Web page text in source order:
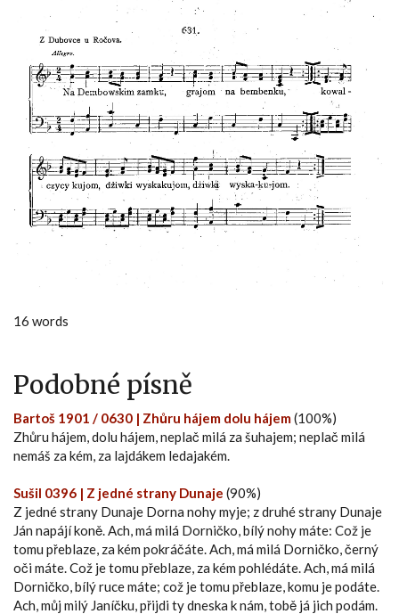
16 words
Podobné písně
Bartoš 1901 / 0630 | Zhůru hájem dolu hájem(100%)
Zhůru hájem, dolu hájem, neplač milá za šuhajem; neplač milá
nemáš za kém, za lajdákem ledajakém.
Sušil 0396 | Z jedné strany Dunaje (90%)
Z jedné strany Dunaje Dorna nohy myje; z druhé strany Dunaje
Ján napájí koně. Ach, má milá Dorničko, bílý nohy máte: Což je
tomu přeblaze, za kém pokráčáte. Ach, má milá Dorničko, černý
oči máte. Což je tomu přeblaze, za kém pohlédáte. Ach, má milá
Dorničko, bílý ruce máte; což je tomu přeblaze, komu je podáte.
Ach, můj milý Janíčku, přijdi ty dneska k nám, tobě já jich podám.